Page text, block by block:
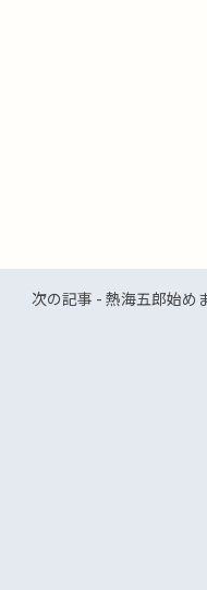
次の記事 - 熱海五郎始め